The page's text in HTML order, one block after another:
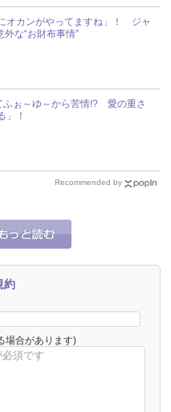
オカンがやってますね」！ ジャ
な“お財布事情”
ふぉ～ゆ～から苦情!? 愛の重さ
」！
Recommended by
約
場合があります)